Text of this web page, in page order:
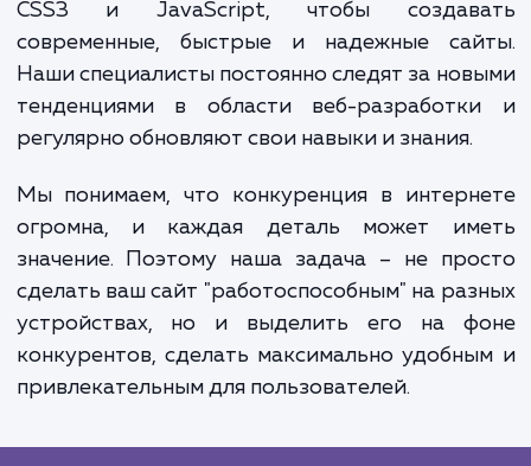
лояльность клиентов и доверие к
компании.
Наш процесс работы строится на
открытости и сотрудничества. Мы
вовлечь наших клиентов в процесс
на всех этапах, предоставляя
отчеты и демонстрации прогресса
чтобы вы всегда были в курсе
Мы применяем последние
стандарты веб-разработки, такие как